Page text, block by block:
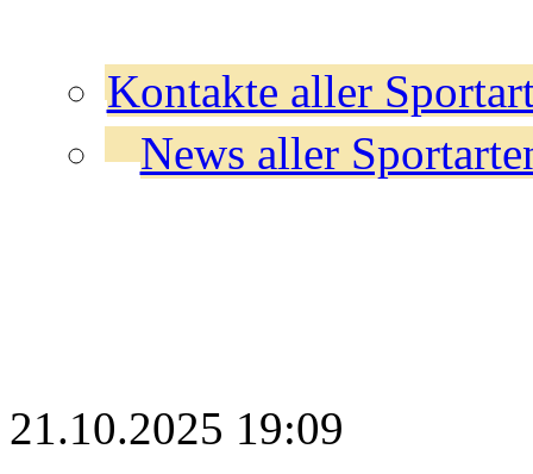
Kontakte aller
News aller
21.10.2025 19:09